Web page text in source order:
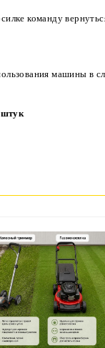
команду
машины в
штук